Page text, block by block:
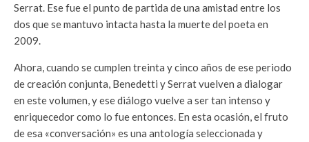
Serrat. Ese fue el punto de partida de una amistad entre los
dos que se mantuvo intacta hasta la muerte del poeta en
2009.
Ahora, cuando se cumplen treinta y cinco años de ese periodo
de creación conjunta, Benedetti y Serrat vuelven a dialogar
en este volumen, y ese diálogo vuelve a ser tan intenso y
enriquecedor como lo fue entonces. En esta ocasión, el fruto
de esa «conversación» es una antología seleccionada y